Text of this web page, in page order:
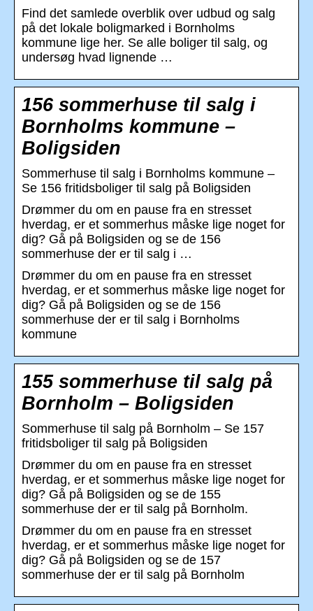
Find det samlede overblik over udbud og salg
på det lokale boligmarked i Bornholms
kommune lige her. Se alle boliger til salg, og
undersøg hvad lignende …
156 sommerhuse til salg i
Bornholms kommune –
Boligsiden
Sommerhuse til salg i Bornholms kommune –
Se 156 fritidsboliger til salg på Boligsiden
Drømmer du om en pause fra en stresset
hverdag, er et sommerhus måske lige noget for
dig? Gå på Boligsiden og se de 156
sommerhuse der er til salg i …
Drømmer du om en pause fra en stresset
hverdag, er et sommerhus måske lige noget for
dig? Gå på Boligsiden og se de 156
sommerhuse der er til salg i Bornholms
kommune
155 sommerhuse til salg på
Bornholm – Boligsiden
Sommerhuse til salg på Bornholm – Se 157
fritidsboliger til salg på Boligsiden
Drømmer du om en pause fra en stresset
hverdag, er et sommerhus måske lige noget for
dig? Gå på Boligsiden og se de 155
sommerhuse der er til salg på Bornholm.
Drømmer du om en pause fra en stresset
hverdag, er et sommerhus måske lige noget for
dig? Gå på Boligsiden og se de 157
sommerhuse der er til salg på Bornholm